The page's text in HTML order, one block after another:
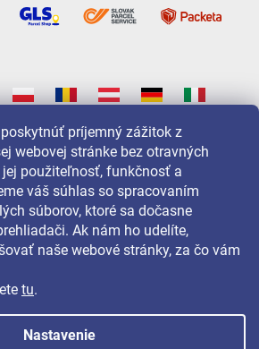
príjemný zážitok z
webovej stránke bez otravných
použiteľnosť, funkčnosť a
váš súhlas so spracovaním
súborov, ktoré sa dočasne
Ak nám ho udelíte,
naše webové stránky, za čo vám
tu.
Nastavenie
nás sledujte na: